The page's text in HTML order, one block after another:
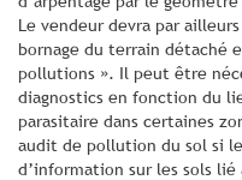
Le vendeur devra par
bornage du terrain détaché
pollutions ». Il peut être
diagnostics en fonction du
parasitaire dans certaines
audit de pollution du sol si
d’information sur les sols